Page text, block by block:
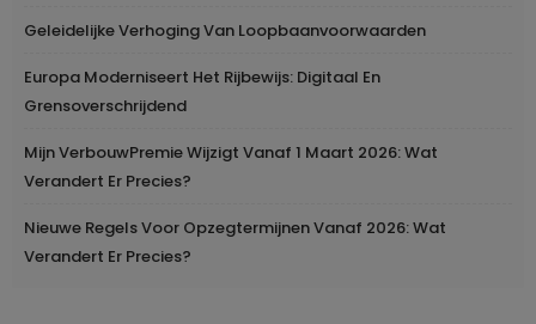
Geleidelijke Verhoging Van Loopbaanvoorwaarden
Europa Moderniseert Het Rijbewijs: Digitaal En
Grensoverschrijdend
Mijn VerbouwPremie Wijzigt Vanaf 1 Maart 2026: Wat
Verandert Er Precies?
Nieuwe Regels Voor Opzegtermijnen Vanaf 2026: Wat
Verandert Er Precies?